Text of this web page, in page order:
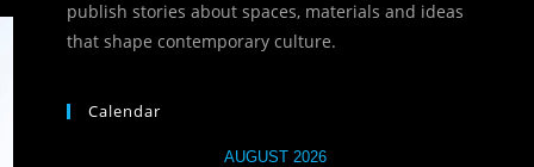
publish stories about spaces, materials and ideas
that shape contemporary culture.
Calendar
AUGUST 2026